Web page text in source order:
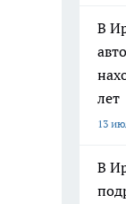
В
лет
13
В